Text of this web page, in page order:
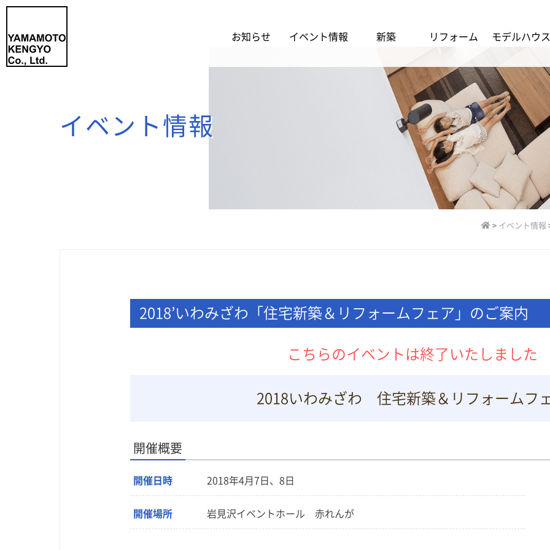
お知らせ イベント情報 新築 リフォーム モデルハウス
イベント情報
> イベント情報
2018’いわみざわ「住宅新築＆リフォームフェア」のご案内
こちらのイベントは終了いたしました
2018いわみざわ 住宅新築＆リフォームフ
開催概要
開催日時 2018年4月7日、8日
開催場所 岩見沢イベントホール 赤れんが